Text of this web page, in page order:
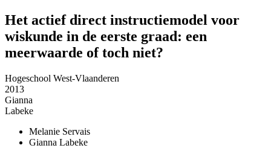
Het actief direct instructiemodel voor
wiskunde in de eerste graad: een
meerwaarde of toch niet?
Hogeschool West-Vlaanderen
2013
Gianna
Labeke
Melanie Servais
Gianna Labeke